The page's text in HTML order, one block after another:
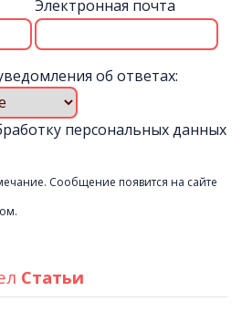
Электронная почта
об ответах:
персональных данных
Сообщение появится на сайте
Статьи